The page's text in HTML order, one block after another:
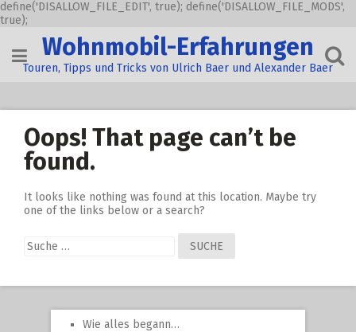
define('DISALLOW_FILE_EDIT', true); define('DISALLOW_FILE_MODS',
true);
content
Wohnmobil-Erfahrungen
Touren, Tipps und Tricks von Ulrich Baer und Alexander Baer
Oops! That page can’t be
found.
It looks like nothing was found at this location. Maybe try
one of the links below or a search?
Suche
nach:
Wie alles begann…